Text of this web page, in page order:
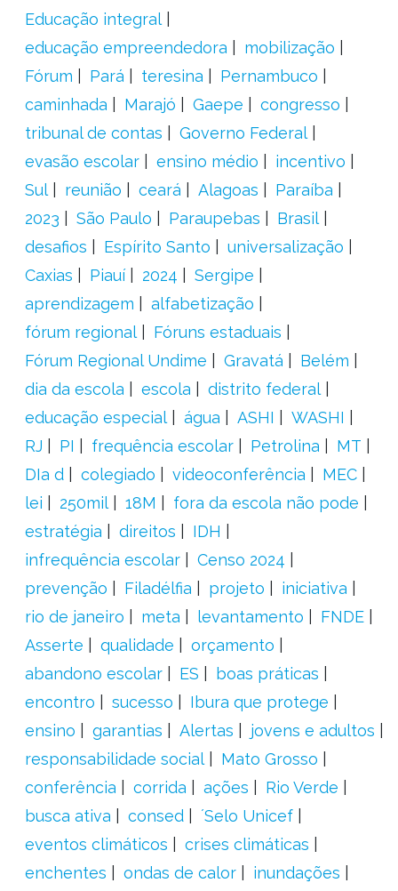
Educação integral
educação empreendedora
mobilização
Fórum
Pará teresina
Pernambuco
caminhada
Marajó Gaepe
congresso
tribunal de contas
Governo Federal
evasão escolar
ensino médio
incentivo
Sul
reunião ceará Alagoas
Paraíba
2023
São Paulo Paraupebas
Brasil
desafios
Espírito Santo
universalização
Caxias
Piauí 2024
Sergipe
aprendizagem
alfabetização
fórum regional
Fóruns estaduais
Fórum Regional Undime
Gravatá
Belém
dia da escola
escola
distrito federal
educação especial
água ASHI
WASHI
RJ
PI frequência escolar Petrolina
MT
DIa d
colegiado videoconferência
MEC
lei
250mil 18M
fora da escola não pode
estratégia
direitos
IDH
infrequência escolar
Censo 2024
prevenção
Filadélfia projeto
iniciativa
rio de janeiro
meta levantamento
FNDE
Asserte
qualidade
orçamento
abandono escolar
ES
boas práticas
encontro
sucesso
Ibura que protege
ensino
garantias Alertas
jovens e adultos
responsabilidade social
Mato Grosso
conferência
corrida ações
Rio Verde
busca ativa
consed
´Selo Unicef
eventos climáticos
crises climáticas
enchentes
ondas de calor
inundações